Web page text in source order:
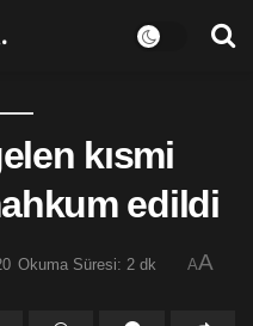
kısmi
edildi
Okuma Süresi: 2 dk AA